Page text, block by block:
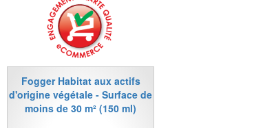
Fogger Habitat aux actifs
d'origine végétale - Surface de
moins de 30 m² (150 ml)